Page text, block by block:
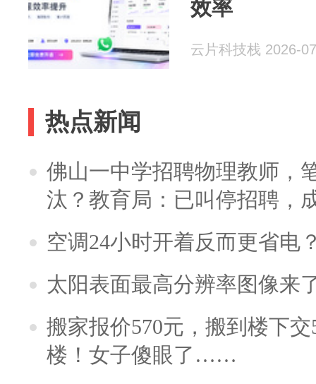
效率
云片科技栈 2026-
热点新闻
佛山一中学招聘物理教师，
汰？教育局：已叫停招聘，
空调24小时开着反而更省电
太阳表面最高分辨率图像来
搬家报价570元，搬到楼下
楼！女子傻眼了……